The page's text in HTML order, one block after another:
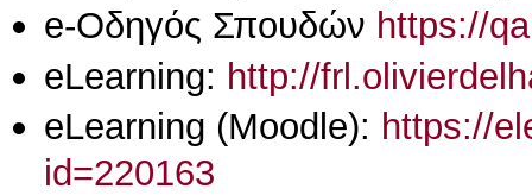
e-Οδηγός Σπουδών https://
eLearning: http://
eLearning (Moodle): https://
id=220163